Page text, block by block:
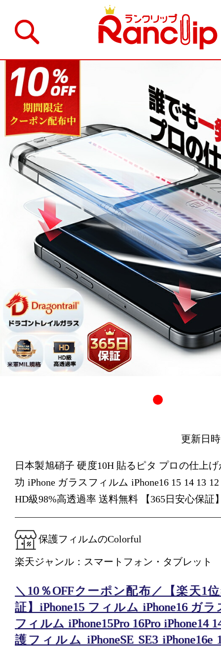
更新日
日本製旭硝子 硬度10H 貼るピタ プロの仕上
功 iPhone ガラスフィルム iPhone16 15 14 13
HD級98%高透過率 送料無料 【365日安心保証
保護フィルムのColorful
楽天ジャンル：スマートフォン・タブレット
＼10％OFFクーポン配布／【楽天1
証】iPhone15 フィルム iPhone16 ガ
フィルム iPhone15Pro 16Pro iPhone14
護フィルム iPhoneSE SE3 iPhone16e